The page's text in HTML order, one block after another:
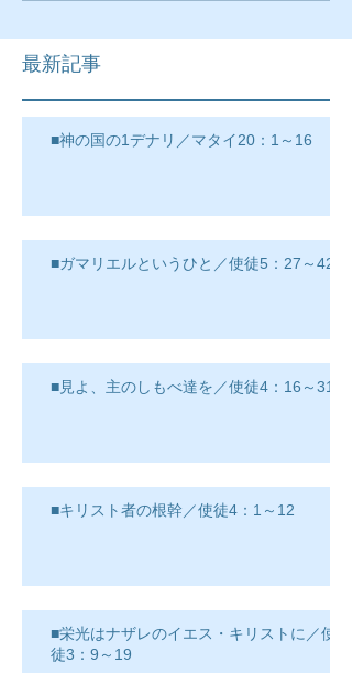
最新記事
■神の国の1デナリ／マタイ20：1～16
■ガマリエルというひと／使徒5：27～42
■見よ、主のしもべ達を／使徒4：16～31
■キリスト者の根幹／使徒4：1～12
■栄光はナザレのイエス・キリストに／使
徒3：9～19